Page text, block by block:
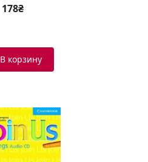
178₴
В корзину